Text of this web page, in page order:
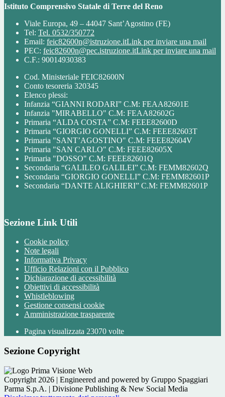
Istituto Comprensivo Statale di Terre del Reno
Viale Europa, 49 – 44047 Sant’Agostino (FE)
Tel: Tel. 0532/350772
Email: feic82600n@istruzione.itLink per inviare una mail
PEC: feic82600n@pec.istruzione.itLink per inviare una mail
C.F.: 90014930383
Cod. Ministeriale FEIC82600N
Conto tesoreria 320345
Elenco plessi:
Infanzia “GIANNI RODARI” C.M: FEAA82601E
Infanzia "MIRABELLO" C.M: FEAA82602G
Primaria “ALDA COSTA” C.M: FEEE82600D
Primaria “GIORGIO GONELLI” C.M: FEEE82603T
Primaria "SANT’AGOSTINO" C.M: FEEE82604V
Primaria "SAN CARLO" C.M: FEEE82605X
Primaria "DOSSO" C.M: FEEE82601Q
Secondaria “GALILEO GALILEI” C.M: FEMM82602Q
Secondaria “GIORGIO GONELLI” C.M: FEMM82601P
Secondaria “DANTE ALIGHIERI” C.M: FEMM82601P
Sezione Link Utili
Cookie policy
Note legali
Informativa Privacy
Ufficio Relazioni con il Pubblico
Dichiarazione di accessibilità
Obiettivi di accessibilità
Whistleblowing
Gestione consensi cookie
Amministrazione trasparente
Pagina visualizzata 23070 volte
Sezione Copyright
Copyright 2026 | Engineered and powered by Gruppo Spaggiari
Parma S.p.A. | Divisione Publishing & New Social Media